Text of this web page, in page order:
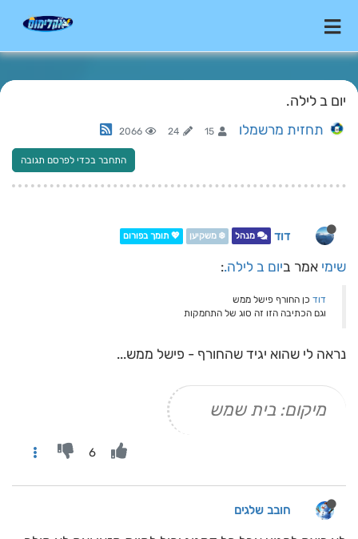
יום ב לילה.
תחזית מרשמלו 15
24
2066
התחבר בכדי לפרסם תגובה
דוד מנהל ❄️ משקיען 💖 תומך בפורום
שימי אמר ביום ב לילה.:
דוד כן החורף פישל ממש
וגם הכתיבה הזו זה סוג של התחמקות
נראה לי שהוא יגיד שהחורף - פישל ממש...
מיקום: בית שמש
6
חובב שלגים